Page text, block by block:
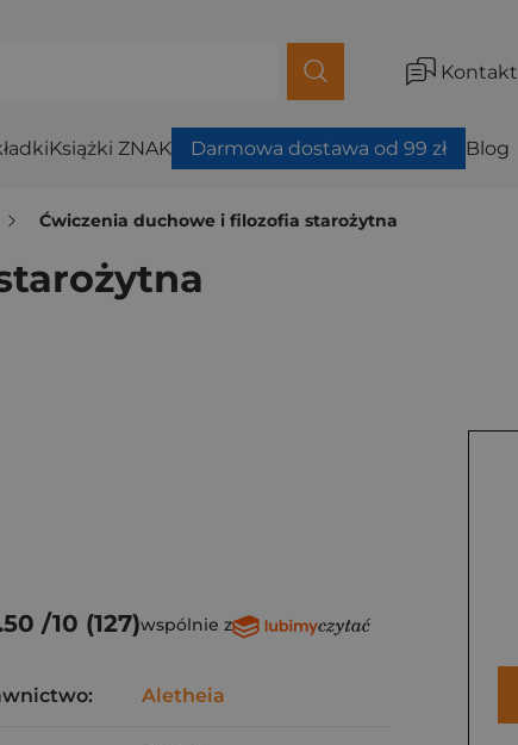
Kontakt
Książki ZNAK Darmowa dostawa od 99 zł Blog
Ćwiczenia duchowe i filozofia starożytna
/10 (127)wspólnie z
Aletheia